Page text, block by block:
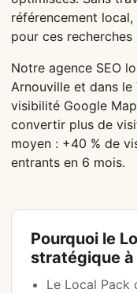
référencement
pour ces
Notre agence SEO
Arnouville et dans
visibilité Google
convertir plus de
moyen : +40 % de
entrants en 6 mois.
Pourquoi le
stratégique
Le Local Pack